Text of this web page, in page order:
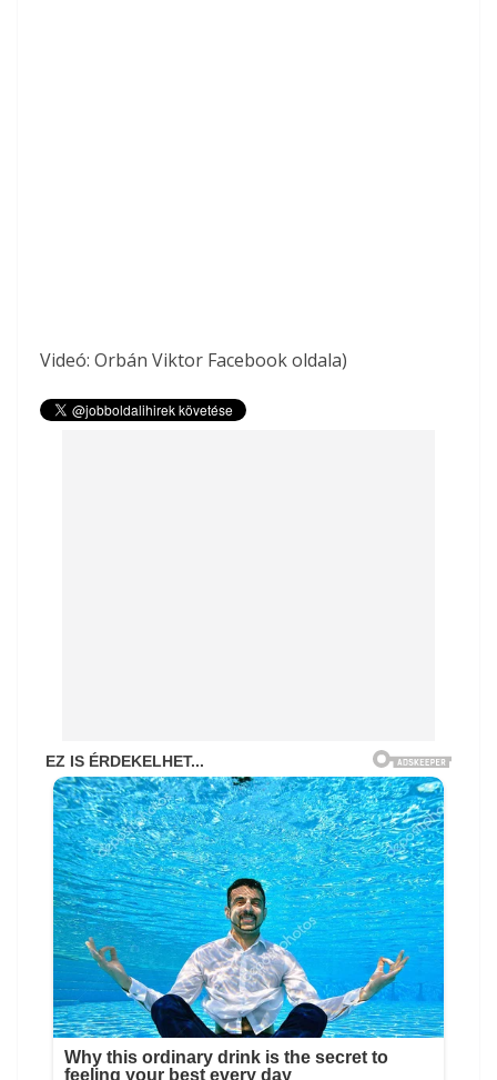
Videó: Orbán Viktor Facebook oldala)